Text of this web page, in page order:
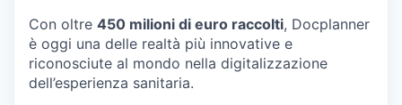
Con oltre 450 milioni di euro raccolti, Docplanner
è oggi una delle realtà più innovative e
riconosciute al mondo nella digitalizzazione
dell’esperienza sanitaria.